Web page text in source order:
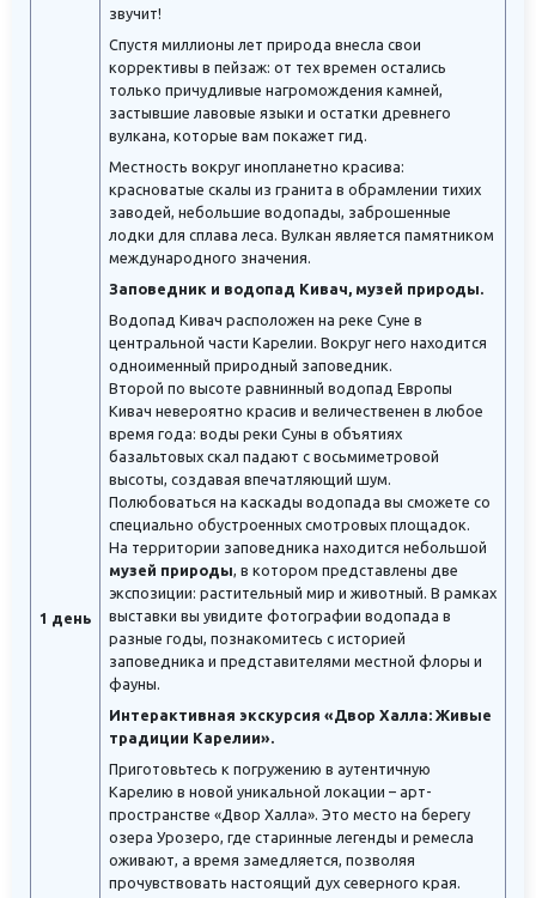
1 день
звучит!
Спустя миллионы лет природа внесла свои
коррективы в пейзаж: от тех времен остались
только причудливые нагромождения камней,
застывшие лавовые языки и остатки древнего
вулкана, которые вам покажет гид.
Местность вокруг инопланетно красива:
красноватые скалы из гранита в обрамлении тихих
заводей, небольшие водопады, заброшенные
лодки для сплава леса. Вулкан является памятником
международного значения.
Заповедник и водопад Кивач, музей природы.
Водопад Кивач расположен на реке Суне в
центральной части Карелии. Вокруг него находится
одноименный природный заповедник.
Второй по высоте равнинный водопад Европы
Кивач невероятно красив и величественен в любое
время года: воды реки Суны в объятиях
базальтовых скал падают с восьмиметровой
высоты, создавая впечатляющий шум.
Полюбоваться на каскады водопада вы сможете со
специально обустроенных смотровых площадок.
На территории заповедника находится небольшой
музей природы , в котором представлены две
экспозиции: растительный мир и животный. В рамках
выставки вы увидите фотографии водопада в
разные годы, познакомитесь с историей
заповедника и представителями местной флоры и
фауны.
Интерактивная экскурсия «Двор Халла: Живые
традиции Карелии».
Приготовьтесь к погружению в аутентичную
Карелию в новой уникальной локации – арт-
пространстве «Двор Халла». Это место на берегу
озера Урозеро, где старинные легенды и ремесла
оживают, а время замедляется, позволяя
прочувствовать настоящий дух северного края.